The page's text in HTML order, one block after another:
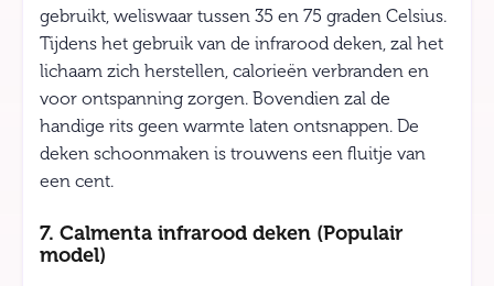
gebruikt, weliswaar tussen 35 en 75 graden Celsius.
Tijdens het gebruik van de infrarood deken, zal het
lichaam zich herstellen, calorieën verbranden en
voor ontspanning zorgen. Bovendien zal de
handige rits geen warmte laten ontsnappen. De
deken schoonmaken is trouwens een fluitje van
een cent.
7. Calmenta infrarood deken (Populair
model)